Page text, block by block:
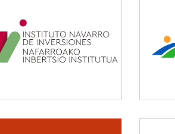
INI
Otros